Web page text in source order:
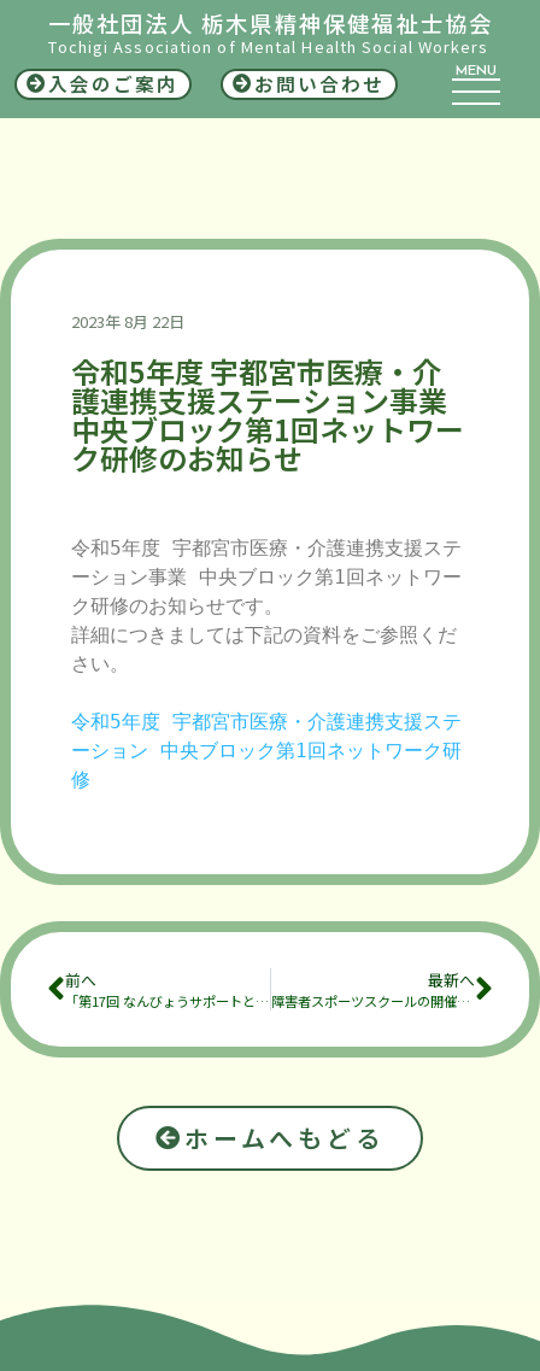
一般社団法人 栃木県精神保健福祉士協会
Tochigi Association of Mental Health Social Workers
入会のご案内 お問い合わせ MENU
2023年 8月 22日
令和5年度 宇都宮市医療・介
護連携支援ステーション事業
中央ブロック第1回ネットワー
ク研修のお知らせ
令和5年度 宇都宮市医療・介護連携支援ステ
ーション事業 中央ブロック第1回ネットワー
ク研修のお知らせです。
詳細につきましては下記の資料をご参照くだ
さい。
令和5年度 宇都宮市医療・介護連携支援ステ
ーション 中央ブロック第1回ネットワーク研
修
前へ
「第17回 なんびょうサポートとちぎのつどい」開催のお知らせ
最新へ
障害者スポーツスクールの開催について
ホームへもどる